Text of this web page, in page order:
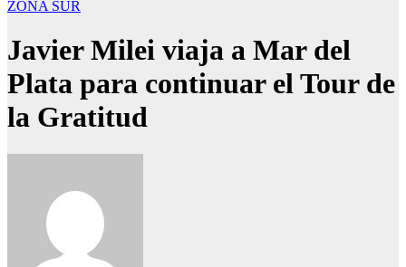
ZONA SUR
Javier Milei viaja a Mar del
Plata para continuar el Tour de
la Gratitud